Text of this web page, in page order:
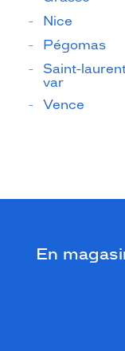
Nice
Pégomas
Saint-
var
Vence
En